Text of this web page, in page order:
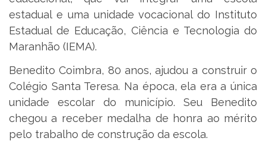
estadual e uma unidade vocacional do Instituto
Estadual de Educação, Ciência e Tecnologia do
Maranhão (IEMA).
Benedito Coimbra, 80 anos, ajudou a construir o
Colégio Santa Teresa. Na época, ela era a única
unidade escolar do município. Seu Benedito
chegou a receber medalha de honra ao mérito
pelo trabalho de construção da escola.